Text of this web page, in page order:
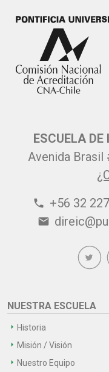
ESCUELA DE
Avenida Brasil
phone +56 32
email
NUESTRA ESCUELA
Historia
Misión / Visión
Nuestro Equipo